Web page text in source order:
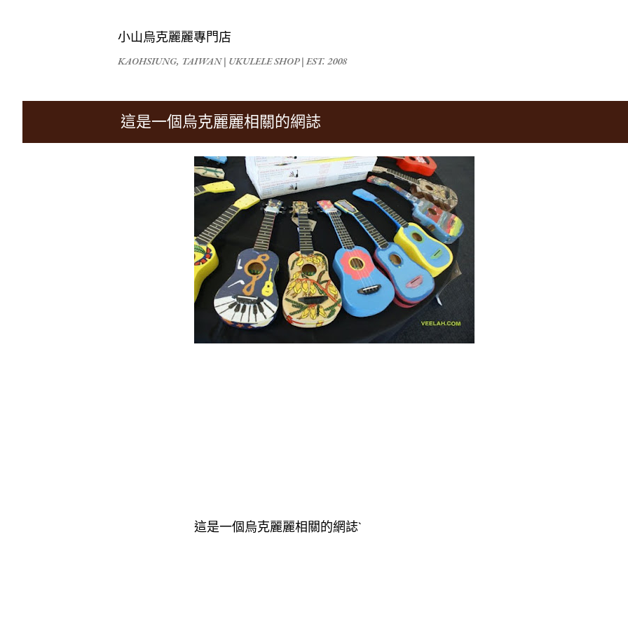
小山烏克麗麗專門店
KAOHSIUNG, TAIWAN | UKULELE SHOP | EST. 2008
這是一個烏克麗麗相關的網誌
這是一個烏克麗麗相關的網誌`